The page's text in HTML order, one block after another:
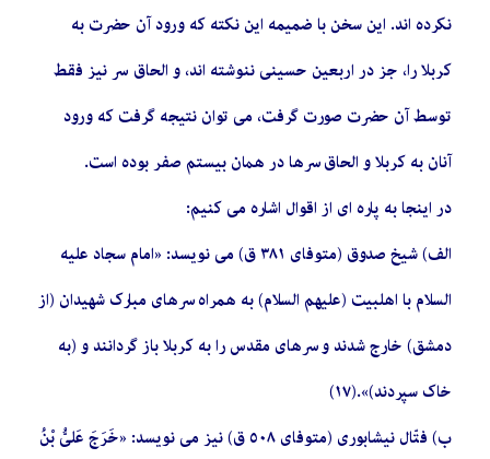
نکرده ‏اند. این سخن با ضمیمه این نکته که ورود آن حضرت به
کربلا را، جز در اربعین حسینى ننوشته ‏اند، و الحاق سر نیز فقط
توسط آن حضرت صورت گرفت، مى‏ توان نتیجه گرفت که ورود
آنان به کربلا و الحاق سرها در همان بیستم صفر بوده است.
در اینجا به پاره‏ اى از اقوال اشاره مى‏ کنیم:
الف) شیخ صدوق (متوفاى ٣٨١ ق) مى‏ نویسد: «امام سجاد علیه
السلام با اهل‏بیت (علیهم السلام) به همراه سرهاى مبارک شهیدان (از
دمشق) خارج شدند و سرهاى مقدس را به کربلا باز گردانند و (به
خاک سپردند)».(١٧)
ب) فتّال نیشابورى (متوفاى ٥٠٨ ق) نیز مى‏ نویسد: «خَرَجَ عَلیُّ بْنُ